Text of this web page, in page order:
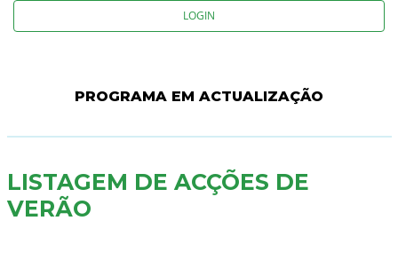
LOGIN
PROGRAMA EM ACTUALIZAÇÃO
LISTAGEM DE ACÇÕES DE
VERÃO